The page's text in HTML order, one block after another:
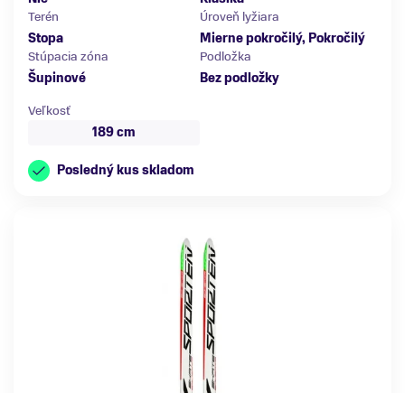
Terén
Stopa
Úroveň lyžiara
Mierne pokročilý, Pokročilý
Stúpacia zóna
Šupinové
Podložka
Bez podložky
Veľkosť
189 cm
Posledný kus skladom